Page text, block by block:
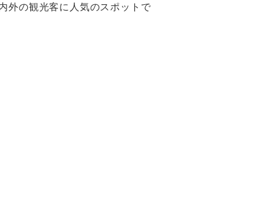
外の観光客に人気のスポットで